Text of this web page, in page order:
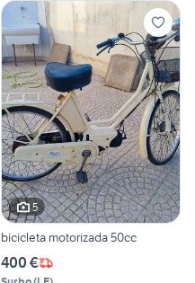
5
bicicleta motorizada 50cc
400 €